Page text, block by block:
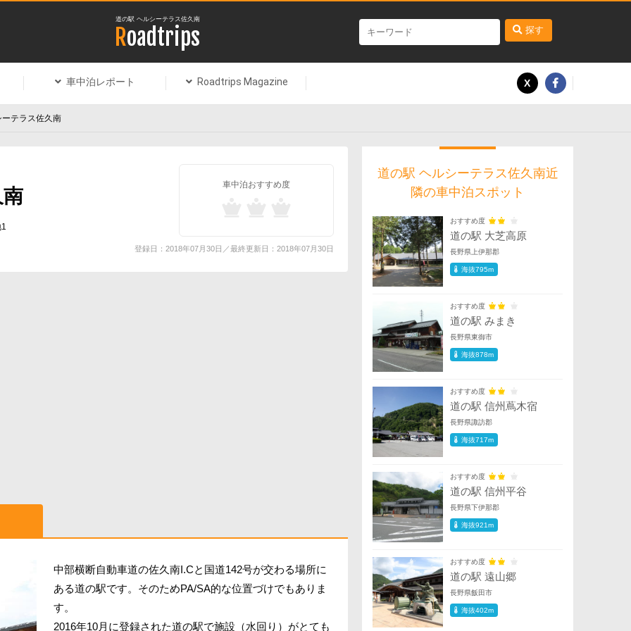
道の駅 ヘルシーテラス佐久南
Roadtrips 探す
車中泊レポート Roadtrips Magazine
テラス佐久南
車中泊おすすめ度
登録日：2018年07月30日／最終更新日：2018年07月30日
中部横断自動車道の佐久南I.Cと国道142号が交わる場所に
ある道の駅です。そのためPA/SA的な位置づけでもありま
す。
2016年10月に登録された道の駅で施設（水回り）がとても
道の駅 ヘルシーテラス佐久南近
隣の車中泊スポット
おすすめ度
道の駅 大芝高原
長野県上伊那郡
海抜795m
おすすめ度
道の駅 みまき
長野県東御市
海抜878m
おすすめ度
道の駅 信州蔦木宿
長野県諏訪郡
海抜717m
おすすめ度
道の駅 信州平谷
長野県下伊那郡
海抜921m
おすすめ度
道の駅 遠山郷
長野県飯田市
海抜402m